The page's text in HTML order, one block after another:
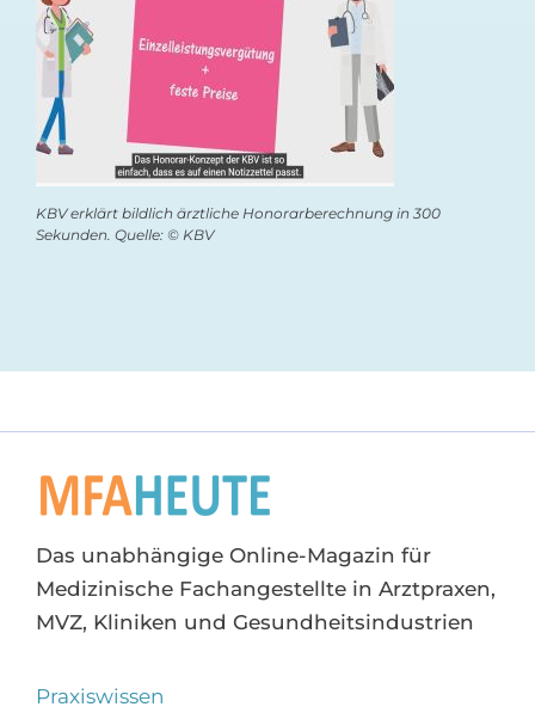
KBV erklärt bildlich ärztliche Honorarberechnung in 300
Sekunden. Quelle: © KBV
Das unabhängige Online-Magazin für
Medizinische Fachangestellte in Arztpraxen,
MVZ, Kliniken und Gesundheitsindustrien
Praxiswissen